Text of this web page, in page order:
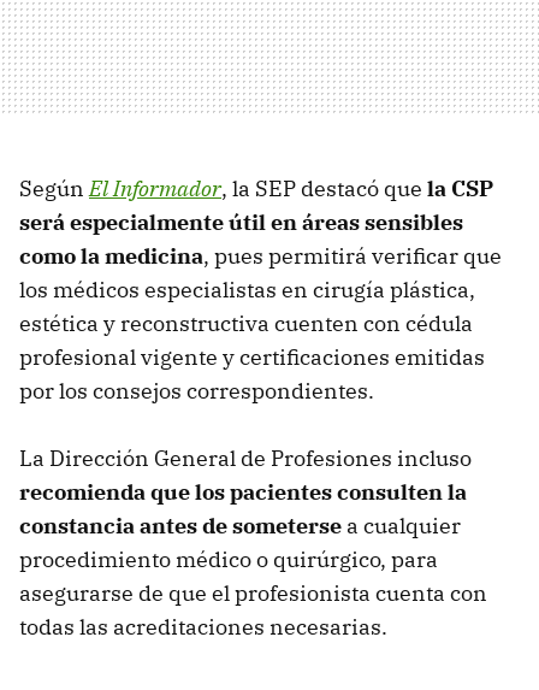
SegúnEl Informador, la SEP destacó que la CSP
será especialmente útil en áreas sensibles
como la medicina, pues permitirá verificar que
los médicos especialistas en cirugía plástica,
estética y reconstructiva cuenten con cédula
profesional vigente y certificaciones emitidas
por los consejos correspondientes.
La Dirección General de Profesiones incluso
recomienda que los pacientes consulten la
constancia antes de someterse a cualquier
procedimiento médico o quirúrgico, para
asegurarse de que el profesionista cuenta con
todas las acreditaciones necesarias.